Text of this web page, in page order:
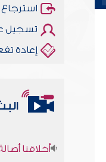
استرجاع
تسجيل
إعادة